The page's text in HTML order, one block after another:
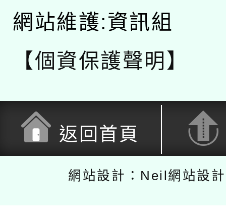
網站維護:資訊組
【個資保護聲明】
返回首頁
網站設計：Neil網站設